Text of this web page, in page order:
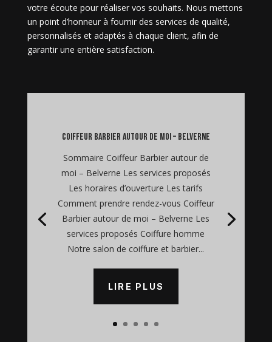
votre écoute pour réaliser vos souhaits. Nous mettons
un point d’honneur à fournir des services de qualité,
personnalisés et adaptés à chaque client, afin de
garantir une entière satisfaction.
coiffeur barbier autour de moi – Belverne
Sommaire Coiffeur Barbier autour de
moi – Belverne Les services proposés
Les horaires d’ouverture Les tarifs
Comment prendre rendez-vous Coiffeur
Barbier autour de moi – Belverne Les
services proposés Coiffure homme
Notre salon de coiffure et barbier...
LIRE PLUS